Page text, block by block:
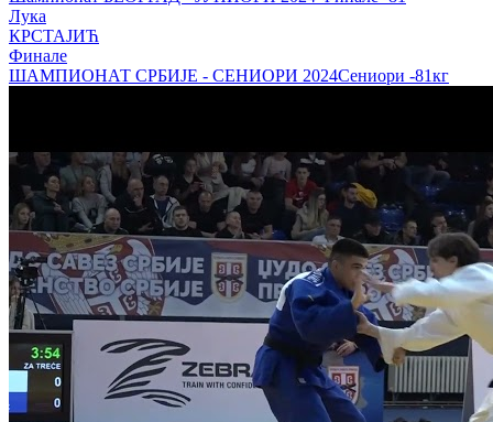
Лука
КРСТАЈИЋ
Финале
ШАМПИОНАТ СРБИЈЕ - СЕНИОРИ 2024Сениори -81кг